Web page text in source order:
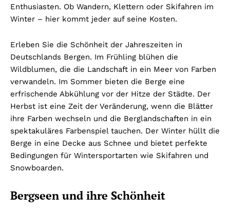
Enthusiasten. Ob Wandern, Klettern oder Skifahren im
Winter – hier kommt jeder auf seine Kosten.
Erleben Sie die Schönheit der Jahreszeiten in
Deutschlands Bergen. Im Frühling blühen die
Wildblumen, die die Landschaft in ein Meer von Farben
verwandeln. Im Sommer bieten die Berge eine
erfrischende Abkühlung vor der Hitze der Städte. Der
Herbst ist eine Zeit der Veränderung, wenn die Blätter
ihre Farben wechseln und die Berglandschaften in ein
spektakuläres Farbenspiel tauchen. Der Winter hüllt die
Berge in eine Decke aus Schnee und bietet perfekte
Bedingungen für Wintersportarten wie Skifahren und
Snowboarden.
Bergseen und ihre Schönheit